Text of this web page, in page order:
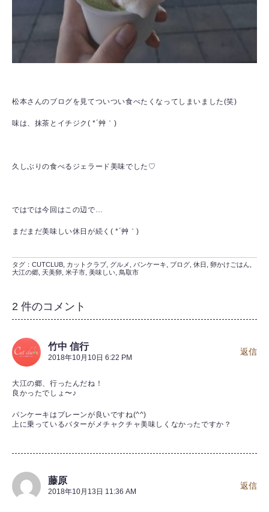
松本さんのブログを見てついつい食べたくなってしまいました(笑)
味は、抹茶とイチジク( *´艸｀)
久しぶりの食べるジェラード美味でした♡
ではでは今回はこの辺で…
まだまだ美味しい休日が続く( *´艸｀)
タグ： CUTCLUB カットクラブ グルメ パンケーキ ブログ 休日 卵かけごはん
大江の郷 天美卵 米子市 美味しい 鳥取市
2 件のコメント
竹中 信行
2018年10月10日 6:22 PM
大江の郷、行ったんだね！
良かったでしょ〜♪
パンケーキはプレーンが良いですね(^^)
上に乗っているバターがメチャクチャ美味しくなかったですか？
返信
藤原
2018年10月13日 11:36 AM
返信